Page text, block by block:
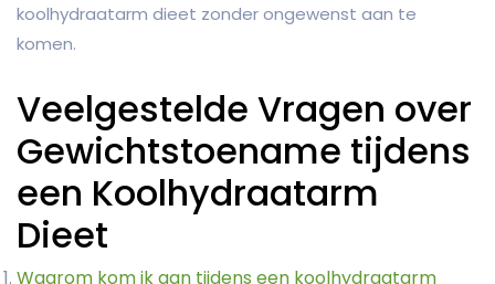
koolhydraatarm dieet zonder ongewenst aan te
komen.
Veelgestelde Vragen over
Gewichtstoename tijdens
een Koolhydraatarm
Dieet
Waarom kom ik aan tijdens een koolhydraatarm